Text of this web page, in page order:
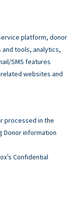
platform, donor
tools, analytics,
SMS features
websites and
processed in the
Donor information
Confidential